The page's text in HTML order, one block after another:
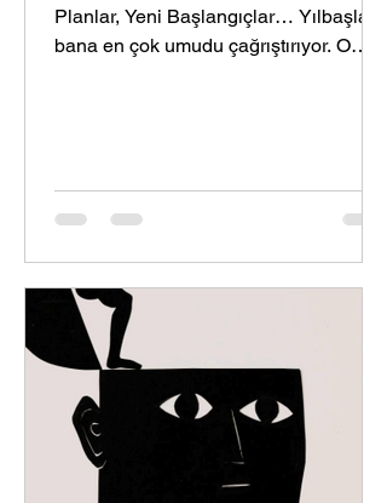
Planlar, Yeni Başlangıçlar… Yılbaşları
bana en çok umudu çağrıştırıyor. O